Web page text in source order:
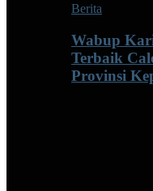
Berita
Wabup
Terbaik
Provinsi